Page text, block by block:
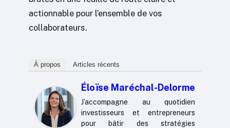
actionnable pour l’ensemble de vos
collaborateurs.
À propos Articles récents
Éloïse Maréchal-Delorme
J’accompagne au quotidien
investisseurs et entrepreneurs
pour bâtir des stratégies